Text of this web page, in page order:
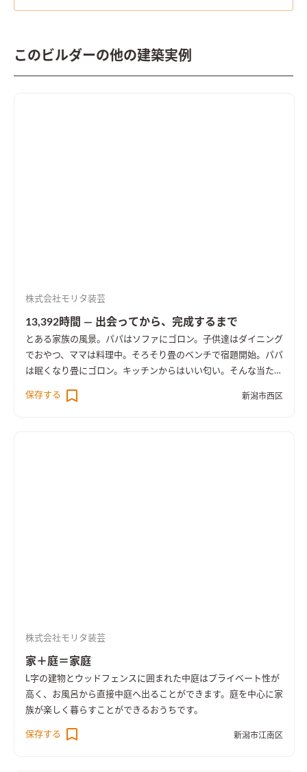
このビルダーの他の建築実例
株式会社モリタ装芸
13,392時間 ― 出会ってから、完成するまで
とある家族の風景。パパはソファにゴロン。子供達はダイニング
でおやつ、ママは料理中。そろそり畳のベンチで宿題開始。パパ
は眠くなり畳にゴロン。キッチンからはいい匂い。そんな当たり
保存する
新潟市西区
株式会社モリタ装芸
家＋庭＝家庭
L字の建物とウッドフェンスに囲まれた中庭はプライベート性が
高く、お風呂から直接中庭へ出ることができます。庭を中心に家
族が楽しく暮らすことができるおうちです。
保存する 新潟市江南区